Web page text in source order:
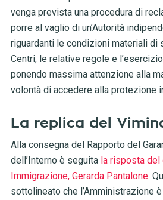
venga prevista una procedura di
porre al vaglio di un’Autorità
riguardanti le condizioni materiali di
Centri, le relative regole e
ponendo massima attenzione alla
volontà di accedere alla protezione
La replica del
Alla consegna del Rapporto del
dell’Interno è seguita la risposta del
Immigrazione, Gerarda Pantalone.
sottolineato che l’Amministrazione